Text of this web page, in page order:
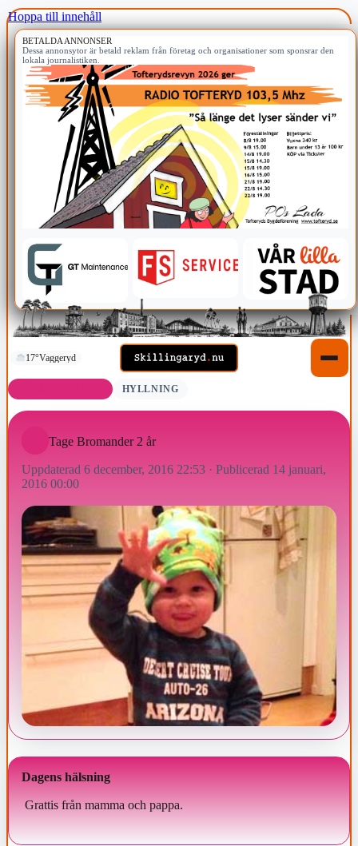
Hoppa till innehåll
BETALDA ANNONSER
Dessa annonsytor är betald reklam från företag och organisationer som sponsrar den
lokala journalistiken.
17°Vaggeryd
HYLLNING
Tage Bromander 2 år
Uppdaterad 6 december, 2016 22:53 · Publicerad 14 januari,
2016 00:00
Dagens hälsning
Grattis från mamma och pappa.